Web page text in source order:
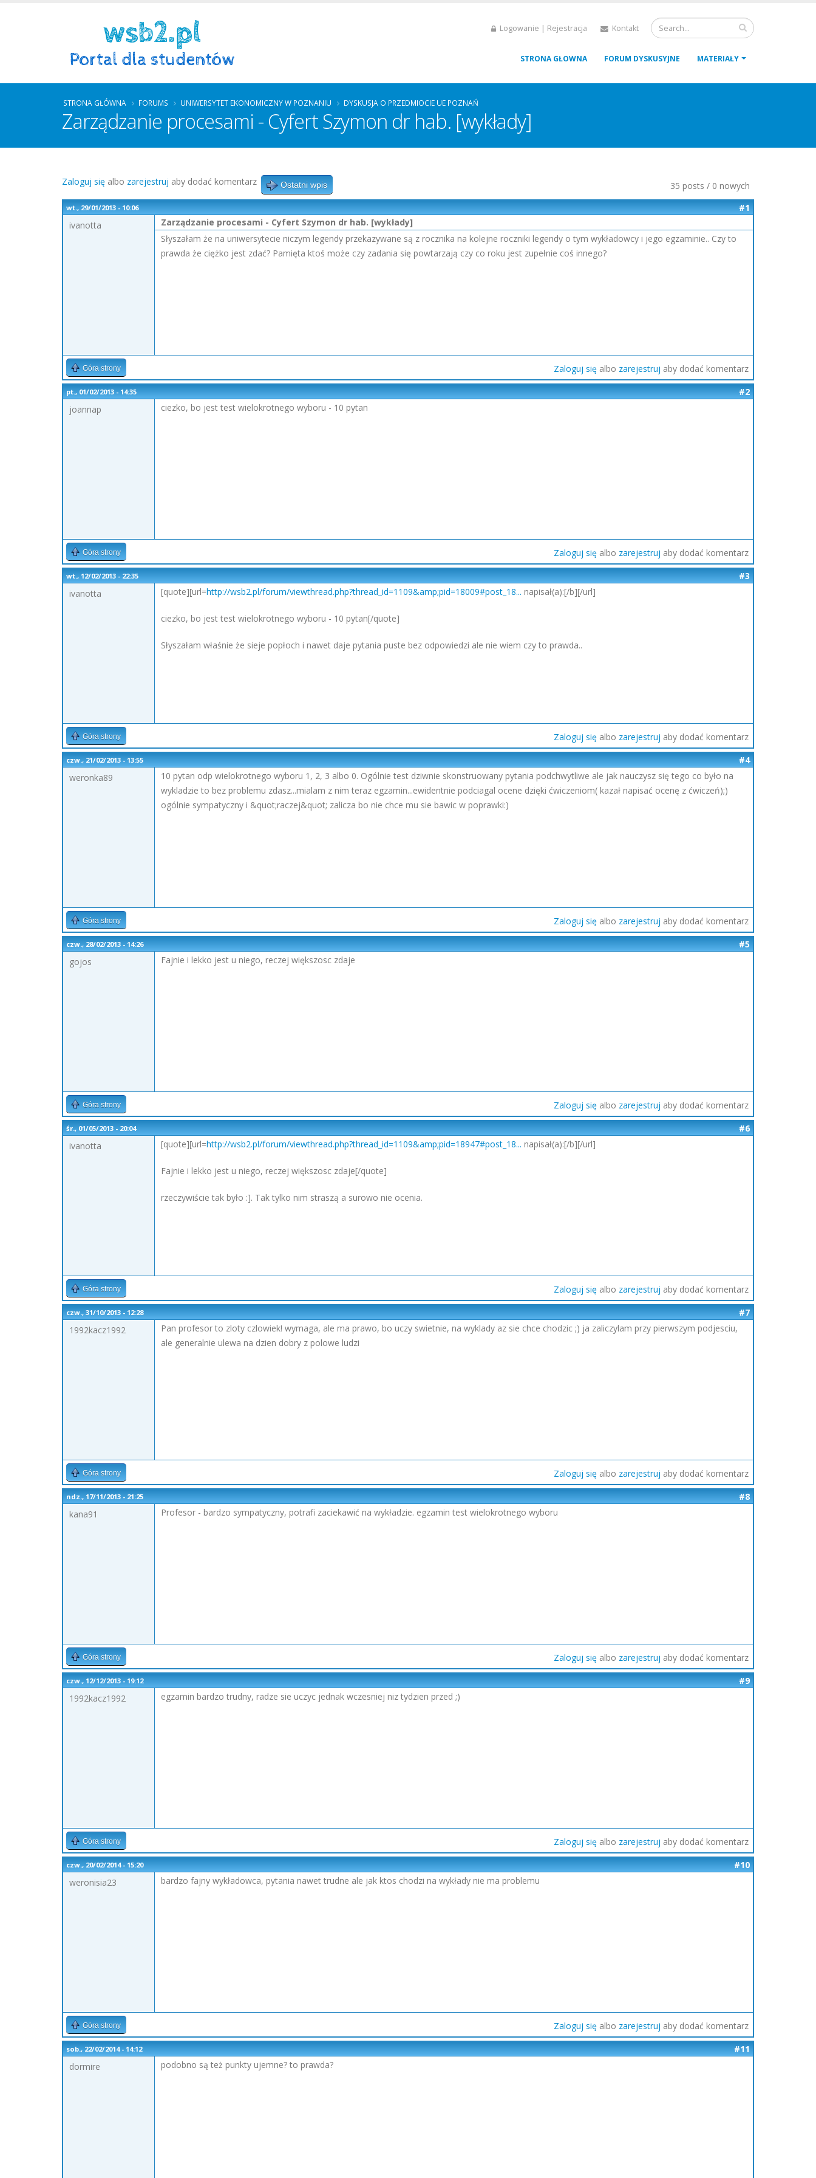
Logowanie | Rejestracja Kontakt
STRONA GŁOWNA FORUM DYSKUSYJNE MATERIAŁY
STRONA GŁÓWNA FORUMS UNIWERSYTET EKONOMICZNY W POZNANIU DYSKUSJA O PRZEDMIOCIE UE POZNAŃ
Zarządzanie procesami - Cyfert Szymon dr hab. [wykłady]
35 posts / 0 nowych
Zaloguj się albo zarejestruj aby dodać komentarz Ostatni wpis
wt., 29/01/2013 - 10:06
#1
ivanotta
Zarządzanie procesami - Cyfert Szymon dr hab. [wykłady]
Słyszałam że na uniwersytecie niczym legendy przekazywane są z rocznika na kolejne roczniki legendy o tym wykładowcy i jego egzaminie.. Czy to
prawda że ciężko jest zdać? Pamięta ktoś może czy zadania się powtarzają czy co roku jest zupełnie coś innego?
Góra strony Zaloguj się albo zarejestruj aby dodać komentarz
pt., 01/02/2013 - 14:35
#2
joannap
ciezko, bo jest test wielokrotnego wyboru - 10 pytan
Góra strony Zaloguj się albo zarejestruj aby dodać komentarz
wt., 12/02/2013 - 22:35
#3
ivanotta
[quote][url=http://wsb2.pl/forum/viewthread.php?thread_id=1109&amp;pid=18009#post_18... napisał(a):[/b][/url]
ciezko, bo jest test wielokrotnego wyboru - 10 pytan[/quote]
Słyszałam właśnie że sieje popłoch i nawet daje pytania puste bez odpowiedzi ale nie wiem czy to prawda..
Góra strony Zaloguj się albo zarejestruj aby dodać komentarz
czw., 21/02/2013 - 13:55
#4
weronka89
10 pytan odp wielokrotnego wyboru 1, 2, 3 albo 0. Ogólnie test dziwnie skonstruowany pytania podchwytliwe ale jak nauczysz się tego co było na
wykladzie to bez problemu zdasz...mialam z nim teraz egzamin...ewidentnie podciagal ocene dzięki ćwiczeniom( kazał napisać ocenę z ćwiczeń);)
ogólnie sympatyczny i &quot;raczej&quot; zalicza bo nie chce mu sie bawic w poprawki:)
Góra strony Zaloguj się albo zarejestruj aby dodać komentarz
czw., 28/02/2013 - 14:26
#5
gojos
Fajnie i lekko jest u niego, reczej większosc zdaje
Góra strony Zaloguj się albo zarejestruj aby dodać komentarz
śr., 01/05/2013 - 20:04
#6
ivanotta
[quote][url=http://wsb2.pl/forum/viewthread.php?thread_id=1109&amp;pid=18947#post_18... napisał(a):[/b][/url]
Fajnie i lekko jest u niego, reczej większosc zdaje[/quote]
rzeczywiście tak było :]. Tak tylko nim straszą a surowo nie ocenia.
Góra strony Zaloguj się albo zarejestruj aby dodać komentarz
czw., 31/10/2013 - 12:28
#7
1992kacz1992
Pan profesor to zloty czlowiek! wymaga, ale ma prawo, bo uczy swietnie, na wyklady az sie chce chodzic ;) ja zaliczylam przy pierwszym podjesciu,
ale generalnie ulewa na dzien dobry z polowe ludzi
Góra strony Zaloguj się albo zarejestruj aby dodać komentarz
ndz., 17/11/2013 - 21:25
#8
kana91
Profesor - bardzo sympatyczny, potrafi zaciekawić na wykładzie. egzamin test wielokrotnego wyboru
Góra strony Zaloguj się albo zarejestruj aby dodać komentarz
czw., 12/12/2013 - 19:12
#9
1992kacz1992
egzamin bardzo trudny, radze sie uczyc jednak wczesniej niz tydzien przed ;)
Góra strony Zaloguj się albo zarejestruj aby dodać komentarz
czw., 20/02/2014 - 15:20
#10
weronisia23
bardzo fajny wykładowca, pytania nawet trudne ale jak ktos chodzi na wykłady nie ma problemu
Góra strony Zaloguj się albo zarejestruj aby dodać komentarz
sob., 22/02/2014 - 14:12
#11
dormire
podobno są też punkty ujemne? to prawda?